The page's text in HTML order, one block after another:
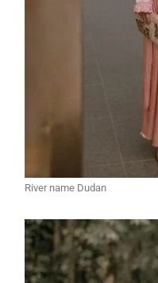
River name Dudan